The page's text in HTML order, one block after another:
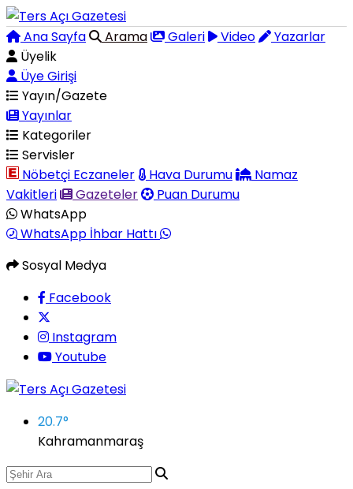
Ana Sayfa Arama Galeri Video
Yazarlar
Üyelik
Üye Girişi
Yayın/Gazete
Yayınlar
Kategoriler
Servisler
Nöbetçi Eczaneler
Hava Durumu
Namaz
Vakitleri
Gazeteler
Puan Durumu
WhatsApp
WhatsApp İhbar Hattı
Sosyal Medya
Facebook
Instagram
Youtube
20.7°
Kahramanmaraş